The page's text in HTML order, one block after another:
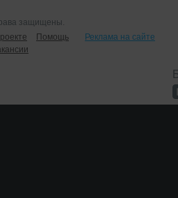
защищены.
Помощь
Реклама на сайте